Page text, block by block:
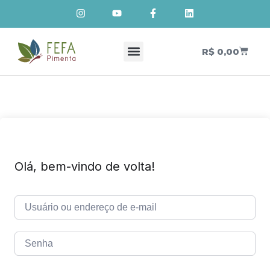
R$0,00
Olá, bem-vindo de volta!